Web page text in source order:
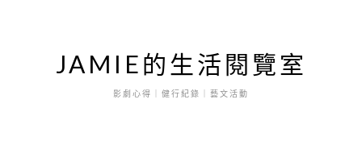
JAMIE的生活閱覽室
影劇心得｜健行紀錄｜藝文活動